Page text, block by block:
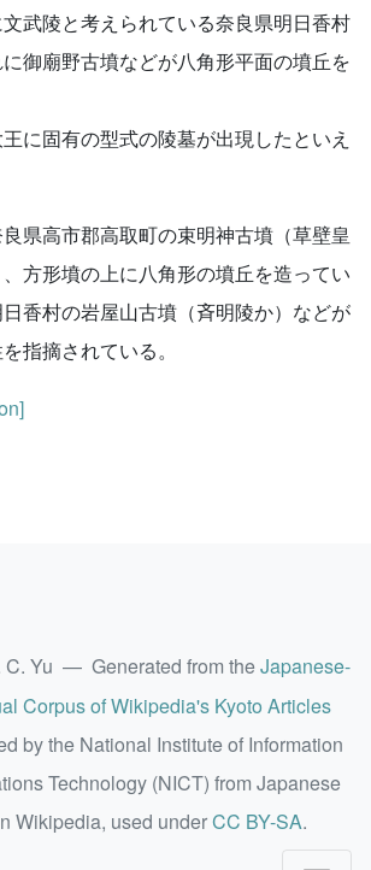
武陵と考えられている奈良県明日香村
御廟野古墳などが八角形平面の墳丘を
に固有の型式の陵墓が出現したといえ
県高市郡高取町の束明神古墳（草壁皇
方形墳の上に八角形の墳丘を造ってい
香村の岩屋山古墳（斉明陵か）などが
指摘されている。
C. Yu — Generated from theJapanese-
Corpus of Wikipedia's Kyoto Articles
by the National Institute of Information
Technology (NICT) from Japanese
Wikipedia, used underCC BY-SA.